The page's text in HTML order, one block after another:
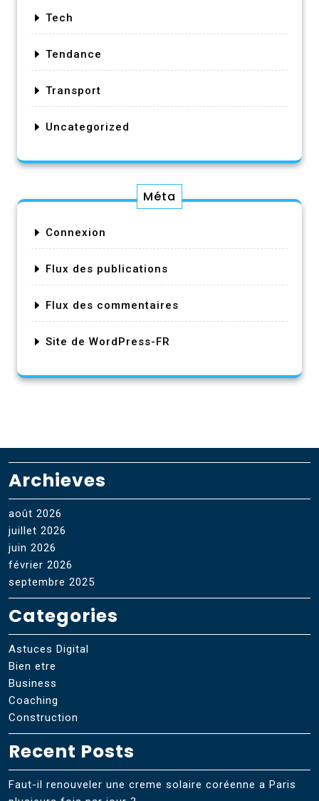
Tech
Tendance
Transport
Uncategorized
Méta
Connexion
Flux des publications
Flux des commentaires
Site de WordPress-FR
Archieves
août 2026
juillet 2026
juin 2026
février 2026
septembre 2025
Categories
Astuces Digital
Bien etre
Business
Coaching
Construction
Recent Posts
Faut-il renouveler une creme solaire coréenne a Paris